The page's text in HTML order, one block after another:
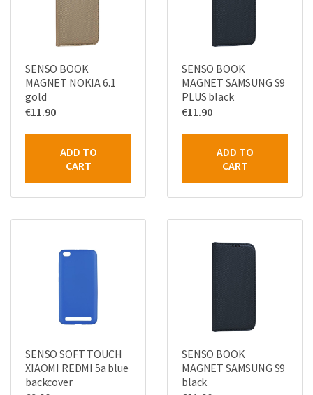
SENSO BOOK
MAGNET NOKIA 6.1
gold
€11.90
ADD TO
CART
SENSO BOOK
MAGNET SAMSUNG S9
PLUS black
€11.90
ADD TO
CART
SENSO SOFT TOUCH
XIAOMI REDMI 5a blue
backcover
SENSO BOOK
MAGNET SAMSUNG S9
black